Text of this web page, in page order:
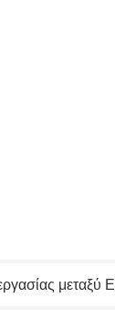
μεταξύ